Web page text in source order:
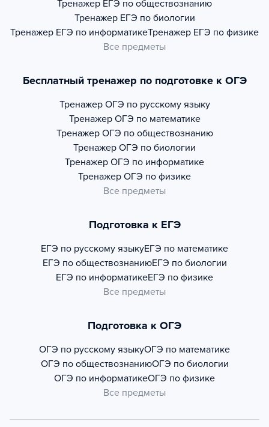
Тренажер ЕГЭ по обществознанию
Тренажер ЕГЭ по биологии
Тренажер ЕГЭ по информатикеТренажер ЕГЭ по физике
Все предметы
Бесплатный тренажер по подготовке к ОГЭ
Тренажер ОГЭ по русскому языку
Тренажер ОГЭ по математике
Тренажер ОГЭ по обществознанию
Тренажер ОГЭ по биологии
Тренажер ОГЭ по информатике
Тренажер ОГЭ по физике
Все предметы
Подготовка к ЕГЭ
ЕГЭ по русскому языкуЕГЭ по математике
ЕГЭ по обществознаниюЕГЭ по биологии
ЕГЭ по информатикеЕГЭ по физике
Все предметы
Подготовка к ОГЭ
ОГЭ по русскому языкуОГЭ по математике
ОГЭ по обществознаниюОГЭ по биологии
ОГЭ по информатикеОГЭ по физике
Все предметы